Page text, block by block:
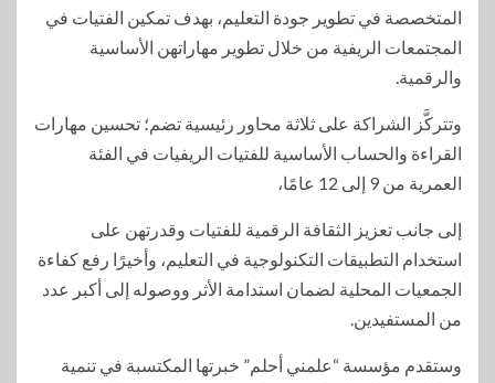
المتخصصة في تطوير جودة التعليم، بهدف تمكين الفتيات في
المجتمعات الريفية من خلال تطوير مهاراتهن الأساسية
والرقمية.
وتتركَّز الشراكة على ثلاثة محاور رئيسية تضم؛ تحسين مهارات
القراءة والحساب الأساسية للفتيات الريفيات في الفئة
العمرية من 9 إلى 12 عامًا،
إلى جانب تعزيز الثقافة الرقمية للفتيات وقدرتهن على
استخدام التطبيقات التكنولوجية في التعليم، وأخيرًا رفع كفاءة
الجمعيات المحلية لضمان استدامة الأثر ووصوله إلى أكبر عدد
من المستفيدين.
وستقدم مؤسسة “علمني أحلم” خبرتها المكتسبة في تنمية